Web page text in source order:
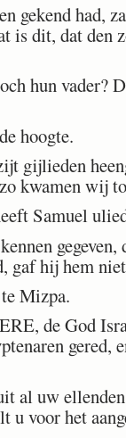
gekend had,
is dit, dat den
hun vader?
hoogte.
gijlieden
kwamen wij
Samuel
gegeven,
gaf hij hem
Mizpa.
de God
gered,
al uw
u voor het